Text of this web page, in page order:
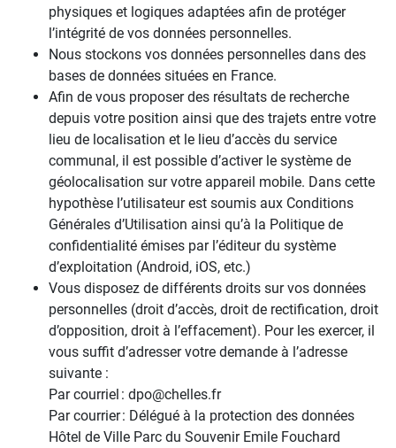
physiques et logiques adaptées afin de protéger
l’intégrité de vos données personnelles.
Nous stockons vos données personnelles dans des
bases de données situées en France.
Afin de vous proposer des résultats de recherche
depuis votre position ainsi que des trajets entre votre
lieu de localisation et le lieu d’accès du service
communal, il est possible d’activer le système de
géolocalisation sur votre appareil mobile. Dans cette
hypothèse l’utilisateur est soumis aux Conditions
Générales d’Utilisation ainsi qu’à la Politique de
confidentialité émises par l’éditeur du système
d’exploitation (Android, iOS, etc.)
Vous disposez de différents droits sur vos données
personnelles (droit d’accès, droit de rectification, droit
d’opposition, droit à l’effacement). Pour les exercer, il
vous suffit d’adresser votre demande à l’adresse
suivante :
Par courriel : dpo@chelles.fr
Par courrier : Délégué à la protection des données
Hôtel de Ville Parc du Souvenir Emile Fouchard